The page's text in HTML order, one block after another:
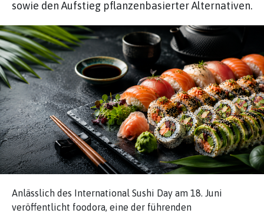
sowie den Aufstieg pflanzenbasierter Alternativen.
Anlässlich des International Sushi Day am 18. Juni
veröffentlicht foodora, eine der führenden